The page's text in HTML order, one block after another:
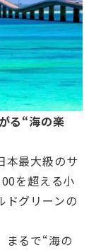
る“海の楽
本最大級のサ
を超える小
ドグリーンの
まるで“海の